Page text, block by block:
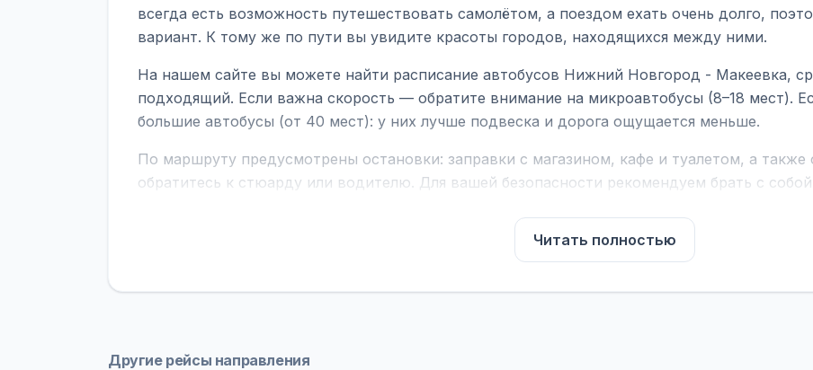
всегда есть возможность путешествовать самолётом, а поездом ехать очень долго,
вариант. К тому же по пути вы увидите красоты городов, находящихся между ними.
На нашем сайте вы можете найти расписание автобусов Нижний Новгород - Макеевка,
подходящий. Если важна скорость — обратите внимание на микроавтобусы (8–18 мест).
большие автобусы (от 40 мест): у них лучше подвеска и дорога ощущается меньше.
По маршруту предусмотрены остановки: заправки с магазином, кафе и туалетом, а
обратитесь к стюарду или водителю. Для вашей безопасности рекомендуем брать с
В автобусах есть всё необходимое для комфортной поездки: регулировка сидений,
устройств, вода, пледы. На больших автобусах работают стюарды. У нас
оплата производится только при посадке, печатать билет заранее не нужно.
рейсов вы увидите время выезда, место посадки, время и место прибытия, время в пути
Читать полностью
Другие рейсы направления